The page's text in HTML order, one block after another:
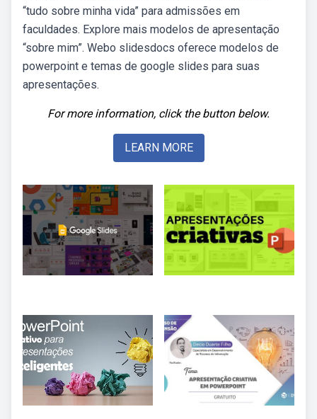
“tudo sobre minha vida” para admissões em
faculdades. Explore mais modelos de apresentação
“sobre mim”. Webo slidesdocs oferece modelos de
powerpoint e temas de google slides para suas
apresentações.
For more information, click the button below.
LEARN MORE